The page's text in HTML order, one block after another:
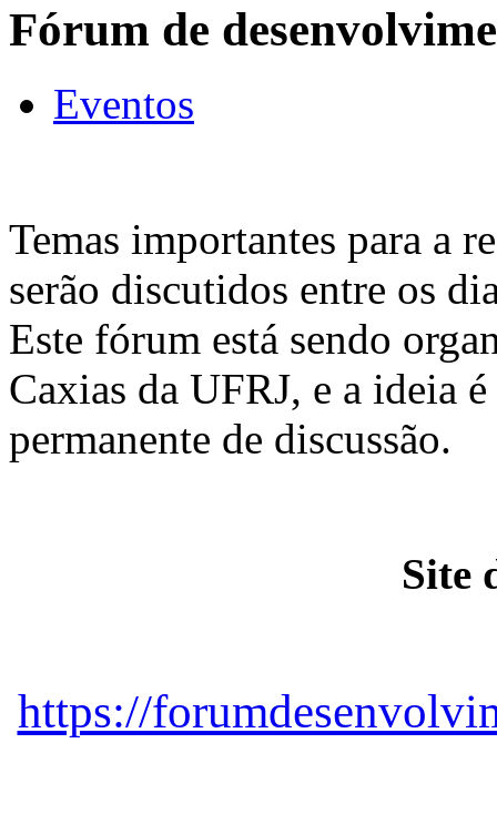
Fórum de
Eventos
Temas importantes para a
serão discutidos entre os
Este fórum está sendo
Caxias da UFRJ, e a ideia
permanente de discussão.
Site
https://